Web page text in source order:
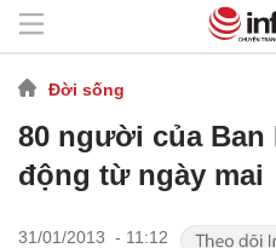
Đời sống
80 người của
động từ ngày mai
31/01/2013 - 11:12